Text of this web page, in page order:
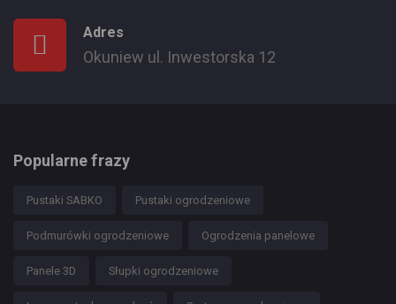
Adres
Okuniew ul. Inwestorska 12
Popularne frazy
Pustaki SABKO Pustaki ogrodzeniowe
Podmurówki ogrodzeniowe Ogrodzenia panelowe
Panele 3D Słupki ogrodzeniowe